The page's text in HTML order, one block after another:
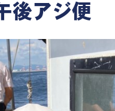
後アジ便